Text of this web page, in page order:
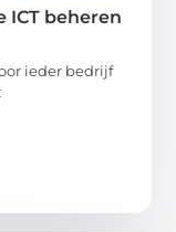
ICT beheren
ieder bedrijf